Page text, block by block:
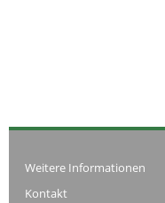
Weitere Informationen
Kontakt